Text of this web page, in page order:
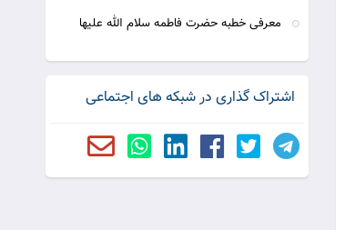
معرفی خطبه حضرت فاطمه سلام الله علیها
اشتراک گذاری در شبکه های اجتماعی